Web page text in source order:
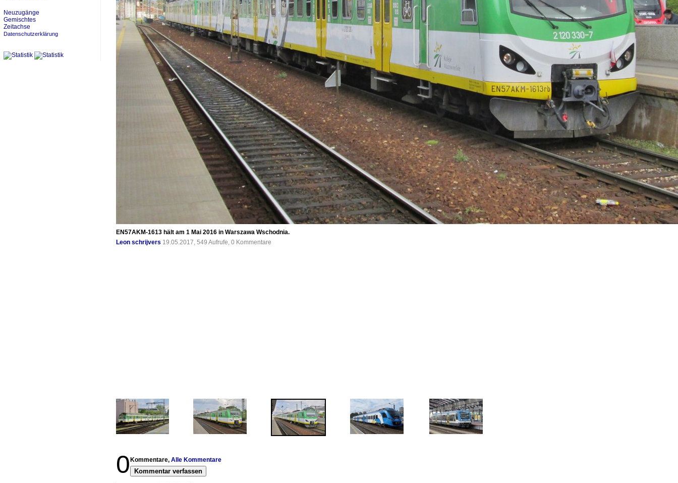
EN57AKM-1613 hält am 1 Mai 2016 in Warszawa Wschodnia.
Leon schrijvers 19.05.2017, 549 Aufrufe, 0 Kommentare
0 Kommentare, Alle Kommentare
Kommentar verfassen
Neuzugänge
Gemischtes
Zeitachse
Datenschutzerklärung